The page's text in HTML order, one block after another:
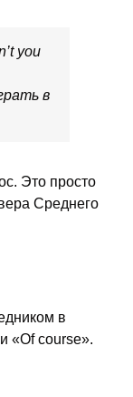
you
в
Это просто
Среднего
в
«Of course».